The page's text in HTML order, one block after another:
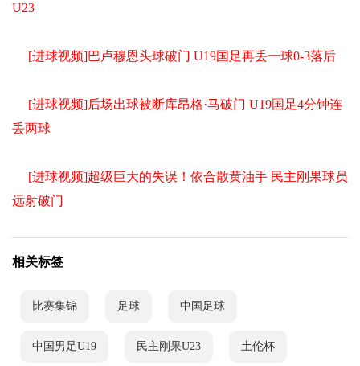
U23
[进球视频]巴卢穆恩头球破门 U19国足再丢一球0-3落后
[进球视频]后场出球被断库昂格·马破门 U19国足4分钟连
丢两球
[进球视频]超级巨大的失误！依合散黄油手 民主刚果球员
远射破门
相关标签
比赛集锦 足球 中国足球
中国男足U19 民主刚果U23 土伦杯